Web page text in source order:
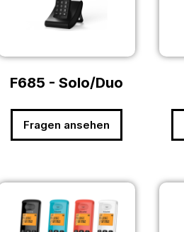
F685 - Solo/Duo
Fragen ansehen